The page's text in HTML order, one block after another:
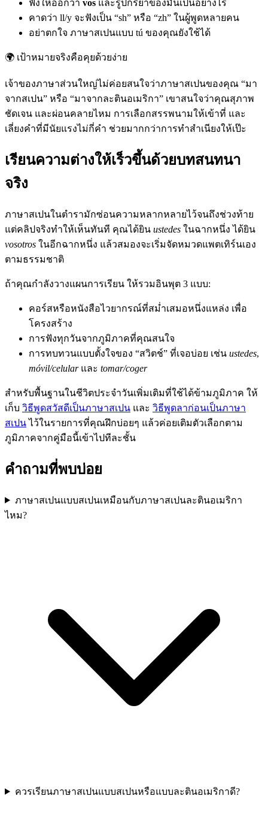
ฟังให้ออกว่า vos และรูปกริยาของมันเป็นอย่างไร
คาดว่า ll/y จะฟังเป็น “sh” หรือ “zh” ในผู้พูดหลายคน
อย่าตกใจ ภาษาสเปนแบบ tú ของคุณยังใช้ได้
🌍 เป้าหมายจริงคือคุยด้วยง่าย
เจ้าของภาษาส่วนใหญ่ไม่ค่อยสนใจว่าภาษาสเปนของคุณ “มา
จากสเปน” หรือ “มาจากละตินอเมริกา” เขาสนใจว่าคุณสุภาพ
ชัดเจน และผ่อนคลายไหม การเลือกสรรพนามให้เข้าที่ และ
เลี่ยงคำที่มีนัยแรงไม่กี่คำ ช่วยมากกว่าการทำสำเนียงให้เป๊ะ
เรียนความต่างให้เร็วขึ้นด้วยบทสนทนา
จริง
ภาษาสเปนในตำรามักซ่อนความหลากหลายไว้จนถึงช่วงท้าย
แต่คลิปจริงทำให้เห็นทันที คุณได้ยิน ustedes ในฉากหนึ่ง ได้ยิน
vosotros ในอีกฉากหนึ่ง แล้วสมองจะเริ่มจัดหมวดแพตเทิร์นเอง
ตามธรรมชาติ
ถ้าคุณกำลังวางแผนการเรียน ให้รวมอินพุต 3 แบบ:
คอร์สหรือหนังสือไวยากรณ์ที่สม่ำเสมอหนึ่งแหล่ง เพื่อ
โครงสร้าง
การฟังทุกวันจากภูมิภาคที่คุณสนใจ
การทบทวนแบบตั้งใจของ “สวิตช์” ที่เจอบ่อย เช่น ustedes,
móvil/celularและ tomar/coger
สำหรับพื้นฐานในชีวิตประจำวันเพิ่มเติมที่ใช้ได้ข้ามภูมิภาค ให้
เก็บ วิธีพูดสวัสดีเป็นภาษาสเปน และ วิธีพูดลาก่อนเป็นภาษา
สเปนไว้ในรายการที่คุณฝึกบ่อยๆ แล้วค่อยเติมตัวเลือกตาม
ภูมิภาคจากคู่มือนี้เข้าไปทีละชั้น
คำถามที่พบบ่อย
ภาษาสเปนแบบสเปนเหมือนกับภาษาสเปนละตินอเมริกา
ไหม?
ควรเรียนภาษาสเปนแบบสเปนหรือแบบละตินอเมริกาดี?